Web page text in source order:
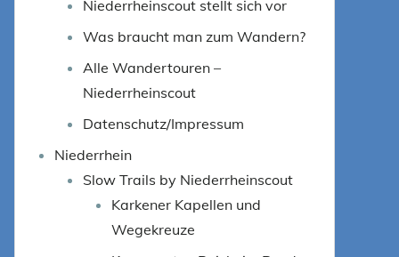
Niederrheinscout stellt sich vor
Was braucht man zum Wandern?
Alle Wandertouren –
Niederrheinscout
Datenschutz/Impressum
Niederrhein
Slow Trails by Niederrheinscout
Karkener Kapellen und
Wegekreuze